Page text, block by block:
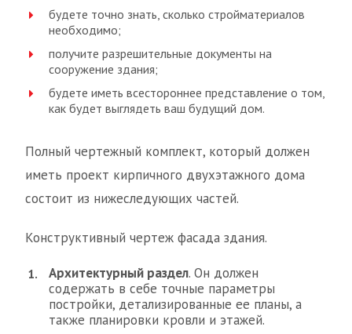
будете точно знать, сколько стройматериалов
необходимо;
получите разрешительные документы на
сооружение здания;
будете иметь всестороннее представление о том,
как будет выглядеть ваш будущий дом.
Полный чертежный комплект, который должен
иметь проект кирпичного двухэтажного дома
состоит из нижеследующих частей.
Конструктивный чертеж фасада здания.
Архитектурный раздел. Он должен
содержать в себе точные параметры
постройки, детализированные ее планы, а
также планировки кровли и этажей.